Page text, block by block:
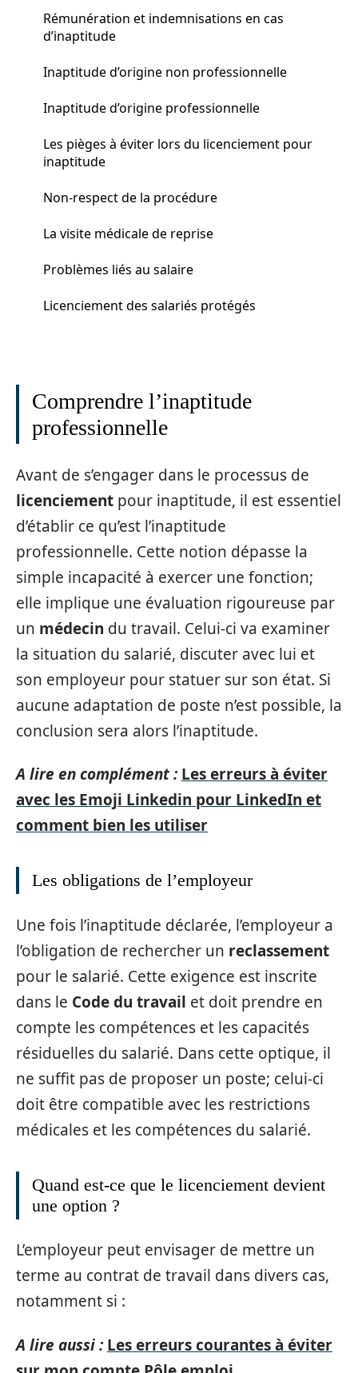
Rémunération et indemnisations en cas
d’inaptitude
Inaptitude d’origine non professionnelle
Inaptitude d’origine professionnelle
Les pièges à éviter lors du licenciement pour
inaptitude
Non-respect de la procédure
La visite médicale de reprise
Problèmes liés au salaire
Licenciement des salariés protégés
Comprendre l’inaptitude
professionnelle
Avant de s’engager dans le processus de
licenciement pour inaptitude, il est essentiel
d’établir ce qu’est l’inaptitude
professionnelle. Cette notion dépasse la
simple incapacité à exercer une fonction;
elle implique une évaluation rigoureuse par
un médecin du travail. Celui-ci va examiner
la situation du salarié, discuter avec lui et
son employeur pour statuer sur son état. Si
aucune adaptation de poste n’est possible, la
conclusion sera alors l’inaptitude.
A lire en complément : Les erreurs à éviter
avec les Emoji Linkedin pour LinkedIn et
comment bien les utiliser
Les obligations de l’employeur
Une fois l’inaptitude déclarée, l’employeur a
l’obligation de rechercher un reclassement
pour le salarié. Cette exigence est inscrite
dans le Code du travail et doit prendre en
compte les compétences et les capacités
résiduelles du salarié. Dans cette optique, il
ne suffit pas de proposer un poste; celui-ci
doit être compatible avec les restrictions
médicales et les compétences du salarié.
Quand est-ce que le licenciement devient
une option ?
L’employeur peut envisager de mettre un
terme au contrat de travail dans divers cas,
notamment si :
A lire aussi : Les erreurs courantes à éviter